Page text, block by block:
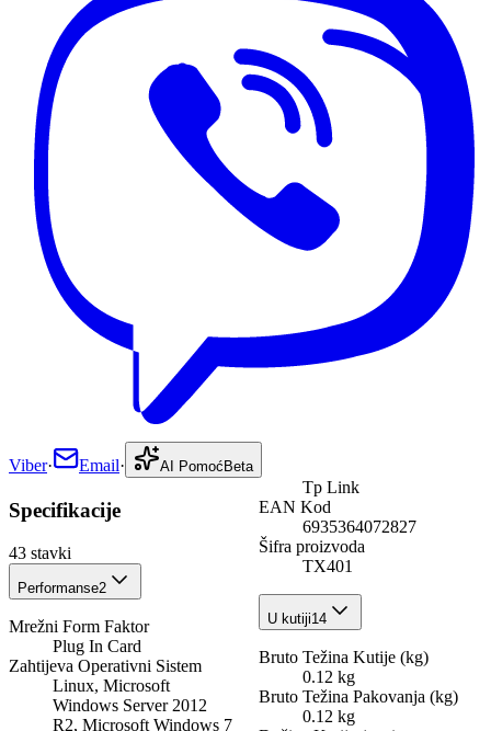
Viber· Email· AI Pomoć Beta
Specifikacije
43 stavki
Performanse2
Mrežni Form Faktor
Plug In Card
Zahtijeva Operativni Sistem
Linux, Microsoft
Windows Server 2012
R2, Microsoft Windows 7
Tp Link
EAN Kod
6935364072827
Šifra proizvoda
TX401
U kutiji14
Bruto Težina Kutije (kg)
0.12 kg
Bruto Težina Pakovanja (kg)
0.12 kg